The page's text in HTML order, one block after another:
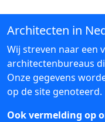
Architecten in
Wij streven naar een
architectenbureaus
Onze gegevens
op de site genoteerd.
Ook vermelding op